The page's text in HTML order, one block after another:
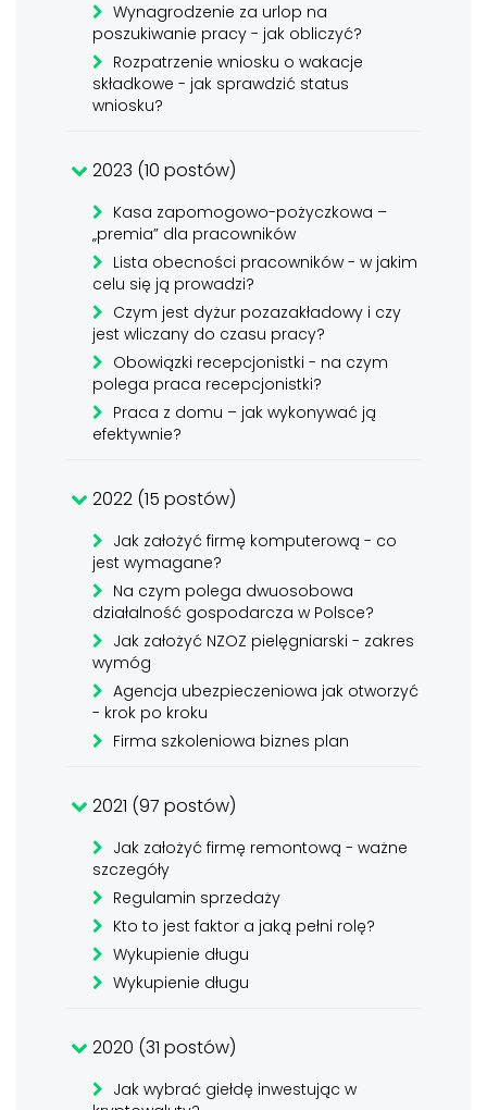
Wynagrodzenie za urlop na
poszukiwanie pracy - jak obliczyć?
Rozpatrzenie wniosku o wakacje
składkowe - jak sprawdzić status
wniosku?
2023 (10 postów)
Kasa zapomogowo-pożyczkowa –
„premia” dla pracowników
Lista obecności pracowników - w jakim
celu się ją prowadzi?
Czym jest dyżur pozazakładowy i czy
jest wliczany do czasu pracy?
Obowiązki recepcjonistki - na czym
polega praca recepcjonistki?
Praca z domu – jak wykonywać ją
efektywnie?
2022 (15 postów)
Jak założyć firmę komputerową - co
jest wymagane?
Na czym polega dwuosobowa
działalność gospodarcza w Polsce?
Jak założyć NZOZ pielęgniarski - zakres
wymóg
Agencja ubezpieczeniowa jak otworzyć
- krok po kroku
Firma szkoleniowa biznes plan
2021 (97 postów)
Jak założyć firmę remontową - ważne
szczegóły
Regulamin sprzedaży
Kto to jest faktor a jaką pełni rolę?
Wykupienie długu
Wykupienie długu
2020 (31 postów)
Jak wybrać giełdę inwestując w